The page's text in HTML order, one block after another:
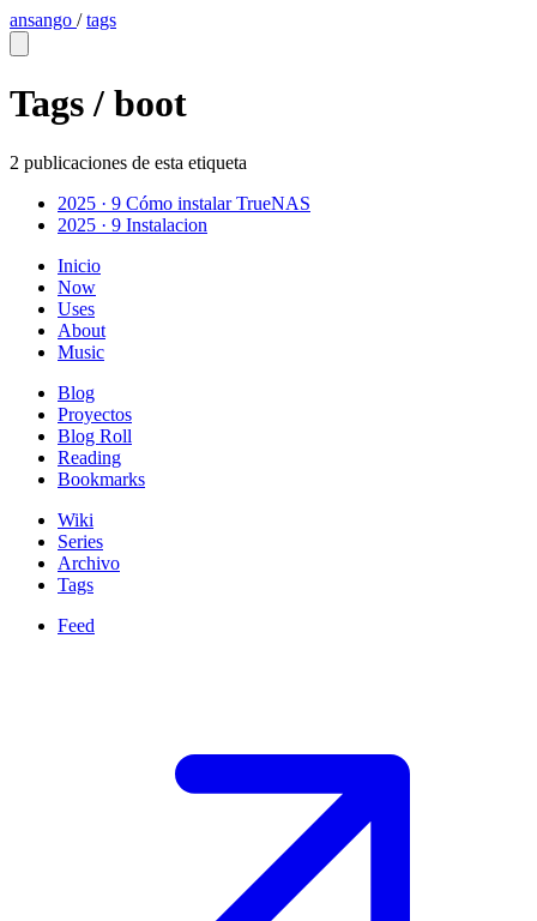
ansango /tags
Tags / boot
2 publicaciones de esta etiqueta
2025 · 9 Cómo instalar TrueNAS
2025 · 9 Instalacion
Inicio
Now
Uses
About
Music
Blog
Proyectos
Blog Roll
Reading
Bookmarks
Wiki
Series
Archivo
Tags
Feed